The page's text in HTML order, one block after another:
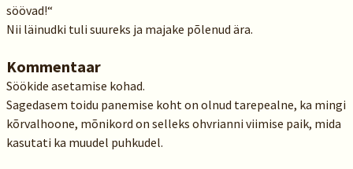
söövad!“
Nii läinudki tuli suureks ja majake põlenud ära.
Kommentaar
Söökide asetamise kohad.
Sagedasem toidu panemise koht on olnud tarepealne, ka mingi
kõrvalhoone, mõnikord on selleks ohvrianni viimise paik, mida
kasutati ka muudel puhkudel.